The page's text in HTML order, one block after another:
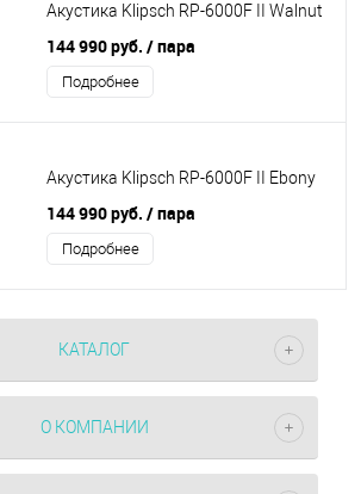
Акустика Klipsch RP-6000F II Walnut
144 990 руб. / пара
Подробнее
Акустика Klipsch RP-6000F II Ebony
144 990 руб. / пара
Подробнее
КАТАЛОГ
О КОМПАНИИ